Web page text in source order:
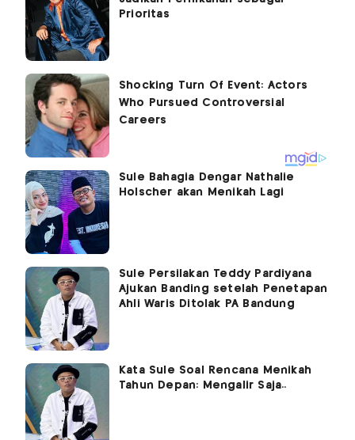
Prioritas
Sule Bahagia Dengar Nathalie
Holscher akan Menikah Lagi
Sule Persilakan Teddy Pardiyana
Ajukan Banding setelah Penetapan
Ahli Waris Ditolak PA Bandung
Kata Sule Soal Rencana Menikah
Tahun Depan: Mengalir Saja..